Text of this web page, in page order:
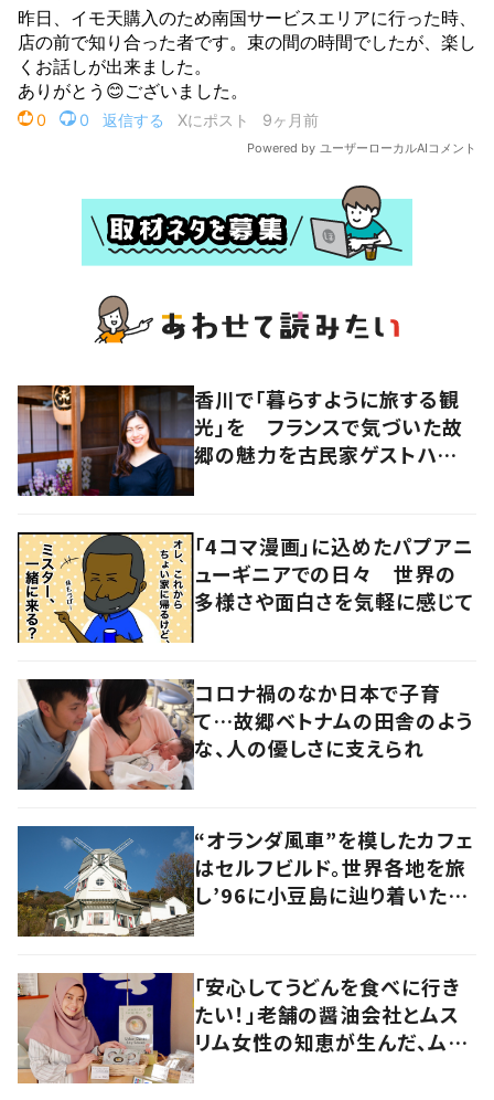
香川で「暮らすように旅する観
光」を フランスで気づいた故
郷の魅力を古民家ゲストハウス
「4コマ漫画」に込めたパプアニ
ューギニアでの日々 世界の
多様さや面白さを気軽に感じて
コロナ禍のなか日本で子育
て…故郷ベトナムの田舎のよう
な、人の優しさに支えられ
“オランダ風車”を模したカフェ
はセルフビルド。世界各地を旅
し’96に小豆島に辿り着いた家
「安心してうどんを食べに行き
たい！」老舗の醤油会社とムス
リム女性の知恵が生んだ、ムス